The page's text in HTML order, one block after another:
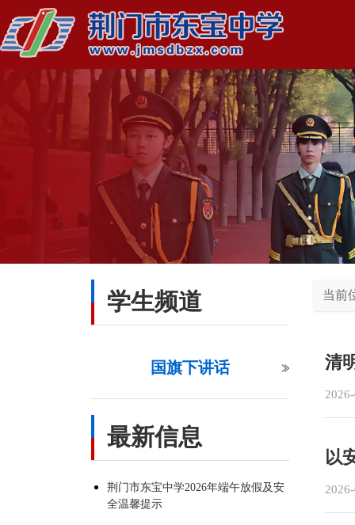
学生频道
国旗下讲话
最新信息
荆门市东宝中学2026年端午放假及安
全温馨提示
当前
清
以